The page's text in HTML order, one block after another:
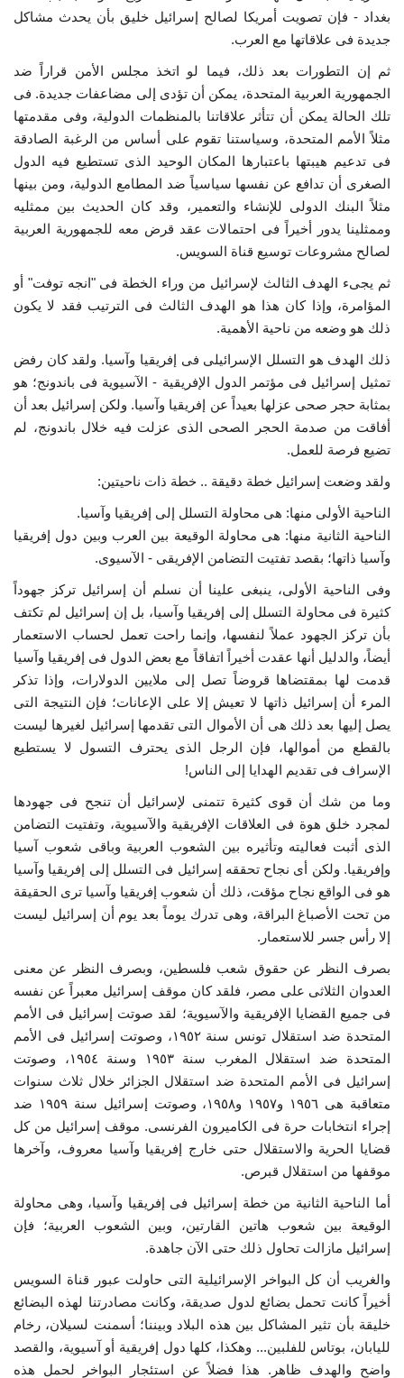
بغداد - فإن تصويت أمريكا لصالح إسرائيل خليق بأن يحدث مشاكل
جديدة فى علاقاتها مع العرب.
ثم إن التطورات بعد ذلك، فيما لو اتخذ مجلس الأمن قراراً ضد
الجمهورية العربية المتحدة، يمكن أن تؤدى إلى مضاعفات جديدة. فى
تلك الحالة يمكن أن تتأثر علاقاتنا بالمنظمات الدولية، وفى مقدمتها
مثلاً الأمم المتحدة، وسياستنا تقوم على أساس من الرغبة الصادقة
فى تدعيم هيبتها باعتبارها المكان الوحيد الذى تستطيع فيه الدول
الصغرى أن تدافع عن نفسها سياسياً ضد المطامع الدولية، ومن بينها
مثلاً البنك الدولى للإنشاء والتعمير، وقد كان الحديث بين ممثليه
وممثلينا يدور أخيراً فى احتمالات عقد قرض معه للجمهورية العربية
لصالح مشروعات توسيع قناة السويس.
ثم يجىء الهدف الثالث لإسرائيل من وراء الخطة فى "انجه توفت" أو
المؤامرة، وإذا كان هذا هو الهدف الثالث فى الترتيب فقد لا يكون
ذلك هو وضعه من ناحية الأهمية.
ذلك الهدف هو التسلل الإسرائيلى فى إفريقيا وآسيا. ولقد كان رفض
تمثيل إسرائيل فى مؤتمر الدول الإفريقية - الآسيوية فى باندونج؛ هو
بمثابة حجر صحى عزلها بعيداً عن إفريقيا وآسيا. ولكن إسرائيل بعد أن
أفاقت من صدمة الحجر الصحى الذى عزلت فيه خلال باندونج، لم
تضيع فرصة للعمل.
ولقد وضعت إسرائيل خطة دقيقة .. خطة ذات ناحيتين:
الناحية الأولى منها: هى محاولة التسلل إلى إفريقيا وآسيا.
الناحية الثانية منها: هى محاولة الوقيعة بين العرب وبين دول إفريقيا
وآسيا ذاتها؛ بقصد تفتيت التضامن الإفريقى - الآسيوى.
وفى الناحية الأولى، ينبغى علينا أن نسلم أن إسرائيل تركز جهوداً
كثيرة فى محاولة التسلل إلى إفريقيا وآسيا، بل إن إسرائيل لم تكتف
بأن تركز الجهود عملاً لنفسها، وإنما راحت تعمل لحساب الاستعمار
أيضاً، والدليل أنها عقدت أخيراً اتفاقاً مع بعض الدول فى إفريقيا وآسيا
قدمت لها بمقتضاها قروضاً تصل إلى ملايين الدولارات، وإذا تذكر
المرء أن إسرائيل ذاتها لا تعيش إلا على الإعانات؛ فإن النتيجة التى
يصل إليها بعد ذلك هى أن الأموال التى تقدمها إسرائيل لغيرها ليست
بالقطع من أموالها، فإن الرجل الذى يحترف التسول لا يستطيع
الإسراف فى تقديم الهدايا إلى الناس!
وما من شك أن قوى كثيرة تتمنى لإسرائيل أن تنجح فى جهودها
لمجرد خلق هوة فى العلاقات الإفريقية والآسيوية، وتفتيت التضامن
الذى أثبت فعاليته وتأثيره بين الشعوب العربية وباقى شعوب آسيا
وإفريقيا. ولكن أى نجاح تحققه إسرائيل فى التسلل إلى إفريقيا وآسيا
هو فى الواقع نجاح مؤقت، ذلك أن شعوب إفريقيا وآسيا ترى الحقيقة
من تحت الأصباغ البراقة، وهى تدرك يوماً بعد يوم أن إسرائيل ليست
إلا رأس جسر للاستعمار.
بصرف النظر عن حقوق شعب فلسطين، وبصرف النظر عن معنى
العدوان الثلاثى على مصر، فلقد كان موقف إسرائيل معبراً عن نفسه
فى جميع القضايا الإفريقية والآسيوية؛ لقد صوتت إسرائيل فى الأمم
المتحدة ضد استقلال تونس سنة ١٩٥٢، وصوتت إسرائيل فى الأمم
المتحدة ضد استقلال المغرب سنة ١٩٥٣ وسنة ١٩٥٤، وصوتت
إسرائيل فى الأمم المتحدة ضد استقلال الجزائر خلال ثلاث سنوات
متعاقبة هى ١٩٥٦ و١٩٥٧ و١٩٥٨، وصوتت إسرائيل سنة ١٩٥٩ ضد
إجراء انتخابات حرة فى الكاميرون الفرنسى. موقف إسرائيل من كل
قضايا الحرية والاستقلال حتى خارج إفريقيا وآسيا معروف، وآخرها
موقفها من استقلال قبرص.
أما الناحية الثانية من خطة إسرائيل فى إفريقيا وآسيا، وهى محاولة
الوقيعة بين شعوب هاتين القارتين، وبين الشعوب العربية؛ فإن
إسرائيل مازالت تحاول ذلك حتى الآن جاهدة.
والغريب أن كل البواخر الإسرائيلية التى حاولت عبور قناة السويس
أخيراً كانت تحمل بضائع لدول صديقة، وكانت مصادرتنا لهذه البضائع
خليقة بأن تثير المشاكل بين هذه البلاد وبيننا؛ أسمنت لسيلان، رخام
لليابان، بوتاس للفلبين... وهكذا، كلها دول إفريقية أو آسيوية، والقصد
واضح والهدف ظاهر. هذا فضلاً عن استئجار البواخر لحمل هذه